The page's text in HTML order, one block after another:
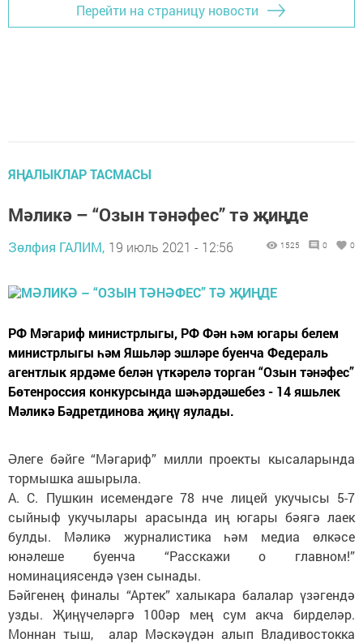
Перейти на страницу новости
ЯҢАЛЫКЛАР ТАСМАСЫ
Мәликә – “Озын тәнәфес” тә җиңде
Зөлфия ГАЛИМ, 19 июль 2021 - 12:56 1525 0 0
РФ Мәгариф министрлыгы, РФ Фән һәм югары белем
министрлыгы һәм Яшьләр эшләре буенча Федераль
агентлык ярдәме белән үткәрелә торган “Озын тәнәфес”
Бөтенроссия конкурсында шәһәрдәшебез - 14 яшьлек
Мәликә Бәдретдинова җиңү яулады.
Әлеге бәйге “Мәгариф” милли проекты кысаларында
тормышка ашырыла.
А. С. Пушкин исемендәге 78 нче лицей укучысы 5-7
сыйныф укучылары арасында иң югары бәягә лаек
булды. Мәликә журналистика һәм медиа өлкәсе
юнәлеше буенча “Расскажи о главном!”
номинациясендә үзен сынады.
Бәйгенең финалы “Артек” халыкара балалар үзәгендә
узды. Җиңүчеләргә 100әр мең сум акча бирделәр.
Моннан тыш, алар Мәскәүдән алып Владивостокка